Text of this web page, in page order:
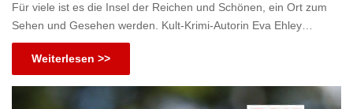
Für viele ist es die Insel der Reichen und Schönen, ein Ort zum
Sehen und Gesehen werden. Kult-Krimi-Autorin Eva Ehley…
Weiterlesen >>